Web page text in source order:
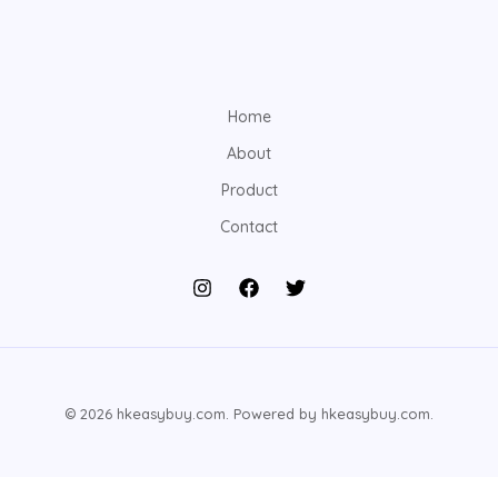
Home
About
Product
Contact
© 2026 hkeasybuy.com. Powered by hkeasybuy.com.